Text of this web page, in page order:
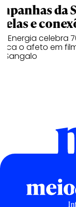
da
e
Energia celebra
o afeto em
Sangalo